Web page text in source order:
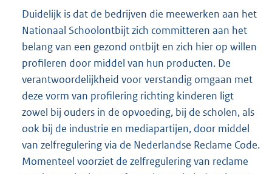
Duidelijk is dat de bedrijven die meewerken aan het
Nationaal Schoolontbijt zich committeren aan het
belang van een gezond ontbijt en zich hier op willen
profileren door middel van hun producten. De
verantwoordelijkheid voor verstandig omgaan met
deze vorm van profilering richting kinderen ligt
zowel bij ouders in de opvoeding, bij de scholen, als
ook bij de industrie en mediapartijen, door middel
van zelfregulering via de Nederlandse Reclame Code.
Momenteel voorziet de zelfregulering van reclame